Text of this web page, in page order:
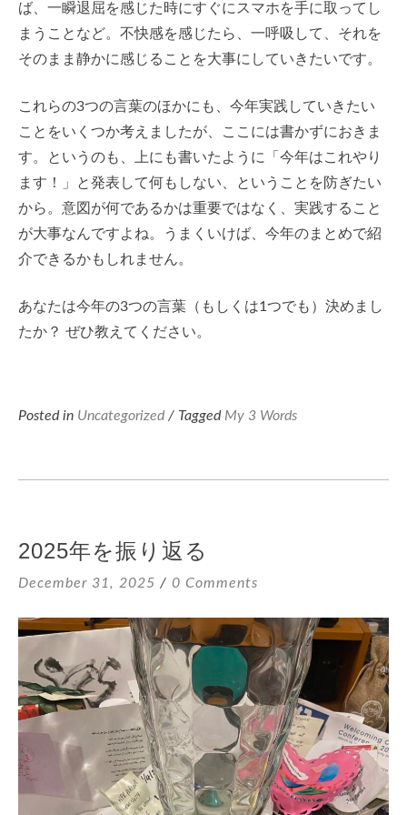
ば、一瞬退屈を感じた時にすぐにスマホを手に取ってし
まうことなど。不快感を感じたら、一呼吸して、それを
そのまま静かに感じることを大事にしていきたいです。
これらの3つの言葉のほかにも、今年実践していきたい
ことをいくつか考えましたが、ここには書かずにおきま
す。というのも、上にも書いたように「今年はこれやり
ます！」と発表して何もしない、ということを防ぎたい
から。意図が何であるかは重要ではなく、実践すること
が大事なんですよね。うまくいけば、今年のまとめで紹
介できるかもしれません。
あなたは今年の3つの言葉（もしくは1つでも）決めまし
たか？ ぜひ教えてください。
Posted in Uncategorized / Tagged My 3 Words
2025年を振り返る
December 31, 2025 0 Comments